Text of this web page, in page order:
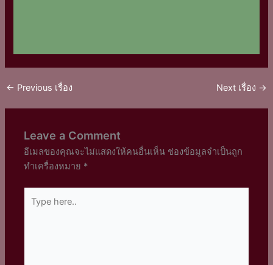
← Previous เรื่อง Next เรื่อง →
Leave a Comment
อีเมลของคุณจะไม่แสดงให้คนอื่นเห็น ช่องข้อมูลจำเป็นถูก
ทำเครื่องหมาย *
here..